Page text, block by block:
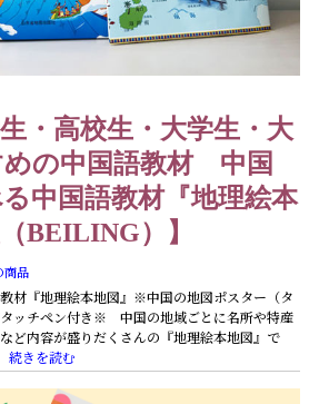
・高校生・大学生・大
めの中国語教材 中国
中国語教材『地理絵本
BEILING）】
商品
材『地理絵本地図』※中国の地図ポスター（タ
タッチペン付き※ 中国の地域ごとに名所や特産
ど内容が盛りだくさんの『地理絵本地図』で
続きを読む